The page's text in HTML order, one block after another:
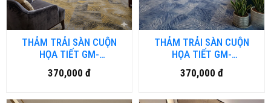
THẢM TRẢI SÀN CUỘN
HỌA TIẾT GM-
BRD2.DULUXURY-HNM
370,000 đ
THẢM TRẢI SÀN CUỘN
HỌA TIẾT GM-
BRD1.DULUXURY-HNM
370,000 đ